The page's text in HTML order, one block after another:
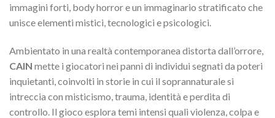
immagini forti, body horror e un immaginario stratificato che
unisce elementi mistici, tecnologici e psicologici.
Ambientato in una realtà contemporanea distorta dall’orrore,
CAIN mette i giocatori nei panni di individui segnati da poteri
inquietanti, coinvolti in storie in cui il soprannaturale si
intreccia con misticismo, trauma, identità e perdita di
controllo. Il gioco esplora temi intensi quali violenza, colpa e